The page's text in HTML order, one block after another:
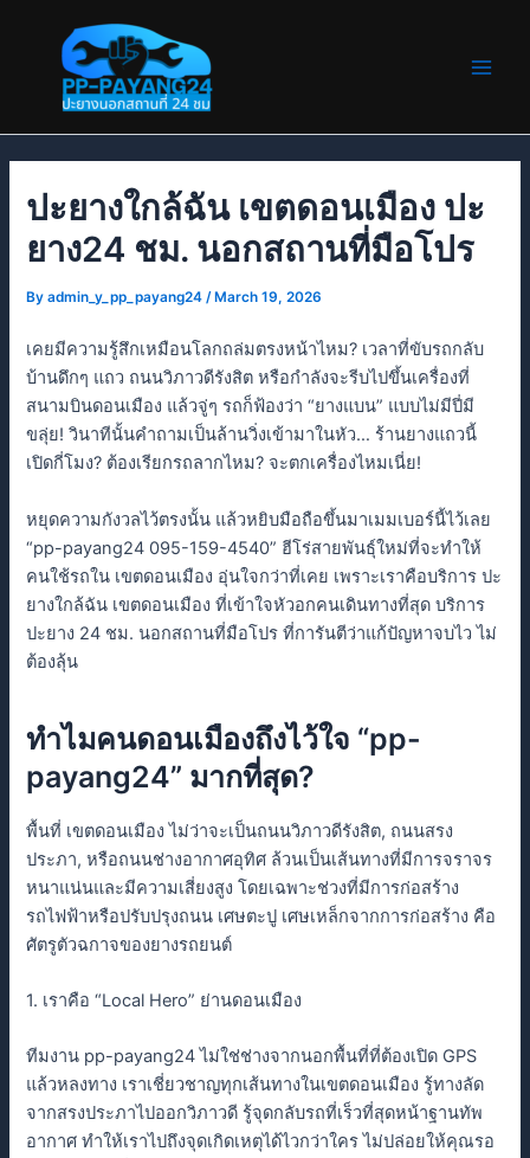
ปะยางใกล้ฉัน เขตดอนเมือง ปะ
ยาง24 ชม. นอกสถานที่มือโปร​
Byadmin_y_pp_payang24/ March 19, 2026
เคยมีความรู้สึกเหมือนโลกถล่มตรงหน้าไหม? เวลาที่ขับรถกลับ
บ้านดึกๆ แถว ถนนวิภาวดีรังสิต หรือกำลังจะรีบไปขึ้นเครื่องที่
สนามบินดอนเมือง แล้วจู่ๆ รถก็ฟ้องว่า “ยางแบน” แบบไม่มีปี่มี
ขลุ่ย! วินาทีนั้นคำถามเป็นล้านวิ่งเข้ามาในหัว… ร้านยางแถวนี้
เปิดกี่โมง? ต้องเรียกรถลากไหม? จะตกเครื่องไหมเนี่ย!
หยุดความกังวลไว้ตรงนั้น แล้วหยิบมือถือขึ้นมาเมมเบอร์นี้ไว้เลย
“pp-payang24 095-159-4540” ฮีโร่สายพันธ์ุใหม่ที่จะทำให้
คนใช้รถใน เขตดอนเมือง อุ่นใจกว่าที่เคย เพราะเราคือบริการ ปะ
ยางใกล้ฉัน เขตดอนเมือง ที่เข้าใจหัวอกคนเดินทางที่สุด บริการ
ปะยาง 24 ชม. นอกสถานที่มือโปร ที่การันตีว่าแก้ปัญหาจบไว ไม่
ต้องลุ้น
ทำไมคนดอนเมืองถึงไว้ใจ “pp-
payang24” มากที่สุด?
พื้นที่ เขตดอนเมือง ไม่ว่าจะเป็นถนนวิภาวดีรังสิต, ถนนสรง
ประภา, หรือถนนช่างอากาศอุทิศ ล้วนเป็นเส้นทางที่มีการจราจร
หนาแน่นและมีความเสี่ยงสูง โดยเฉพาะช่วงที่มีการก่อสร้าง
รถไฟฟ้าหรือปรับปรุงถนน เศษตะปู เศษเหล็กจากการก่อสร้าง คือ
ศัตรูตัวฉกาจของยางรถยนต์
1. เราคือ “Local Hero” ย่านดอนเมือง
ทีมงาน pp-payang24 ไม่ใช่ช่างจากนอกพื้นที่ที่ต้องเปิด GPS
แล้วหลงทาง เราเชี่ยวชาญทุกเส้นทางในเขตดอนเมือง รู้ทางลัด
จากสรงประภาไปออกวิภาวดี รู้จุดกลับรถที่เร็วที่สุดหน้าฐานทัพ
อากาศ ทำให้เราไปถึงจุดเกิดเหตุได้ไวกว่าใคร ไม่ปล่อยให้คุณรอ
navigation